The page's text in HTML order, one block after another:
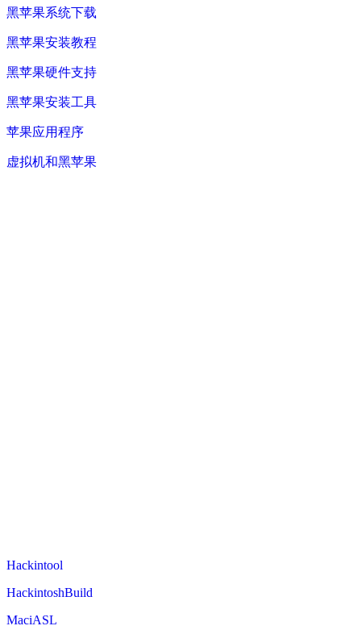
黑苹果系统下载
黑苹果安装教程
黑苹果硬件支持
黑苹果安装工具
苹果应用程序
虚拟机和黑苹果
Hackintool
HackintoshBuild
MaciASL